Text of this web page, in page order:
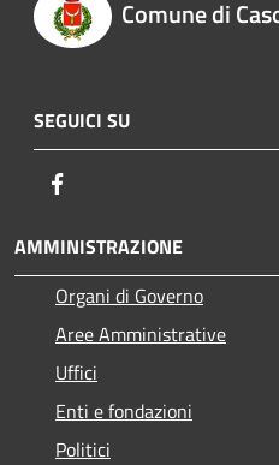
Comune di
SEGUICI SU
AMMINISTRAZIONE
Organi di Governo
Aree Amministrative
Uffici
Enti e fondazioni
Politici